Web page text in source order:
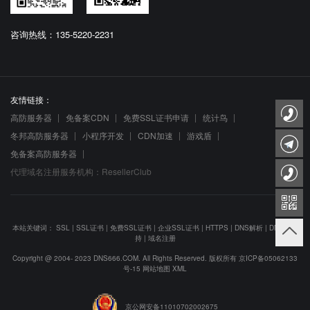
咨询热线：135-5220-2231
友情链接：
高防服务器
免备案CDN 免费SSL证书申请
统计鸟
冬邦高防服务器
小程序开发 CDN加速
游戏盾
免备案高防服务器
代理域名注册服务机构：ResellerClub
本站关键词： SSL | SSL证书 | 免费SSL证书 | 企业SSL证书 | HTTPS | DNS解析 | DNS防劫
持| 域名注册
Copyright @ 2004- 2023 DNS666.COM. All Rights Reserved. 版权所有 京ICP备05062133
号-15 网站地图 XML
京公网安备11010702002675